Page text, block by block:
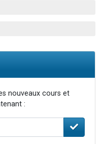
don pour 1 Journée de Vacances Pour les Enfants
nouveaux cours et
: